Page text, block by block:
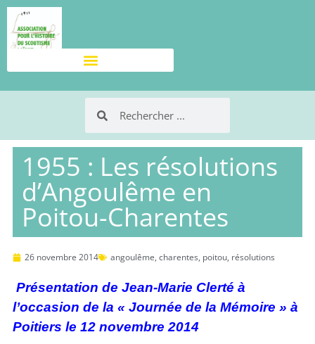
1955 : Les résolutions
d’Angoulême en
Poitou-Charentes
26 novembre 2014 angoulême, charentes, poitou, résolutions
Présentation de Jean-Marie Clerté à
l’occasion de la « Journée de la Mémoire » à
Poitiers le 12 novembre 2014